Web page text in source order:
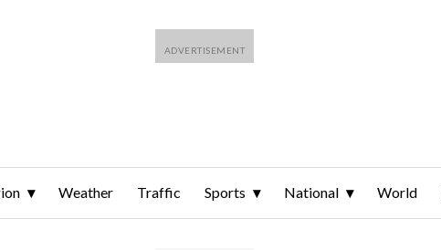
Weather Traffic Sports National World